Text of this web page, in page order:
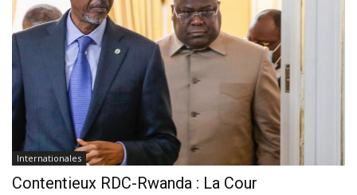
Internationales
Contentieux RDC-Rwanda : La Cour